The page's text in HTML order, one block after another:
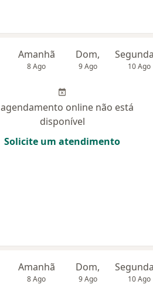
Amanhã
8 Ago
Dom,
9 Ago 10 Ago
online não está
disponível
Solicite um atendimento
Amanhã
8 Ago
Dom,
9 Ago 10 Ago